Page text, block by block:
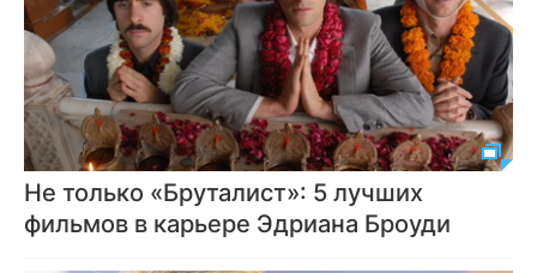
Не только «Бруталист»: 5 лучших
фильмов в карьере Эдриана Броуди